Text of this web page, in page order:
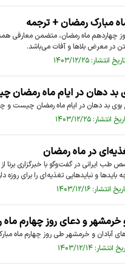
مبارک رمضان + ترجمه
روز چهاردهم ماه رمضان، متضمن
در معرض بلا‌ها و آفات می‌باشد.
انتشار: ۱۴۰۳/۱۲/۲۵
بد دهان در ایام ماه رمضان
بوی بد دهان در ایام ماه رمضان چیست
انتشار: ۱۴۰۳/۱۲/۲۵
در ماه رمضان
طب ایرانی در گفت‌و‌گو با خبرگزاری برنا
و نباید‌هایی تغذیه‌ای را برای
انتشار: ۱۴۰۳/۱۲/۱۶
خرمشهر و دعای روز چهارم
و خرمشهر طی روز چهارم ماه
انتشار: ۱۴۰۳/۱۲/۱۴